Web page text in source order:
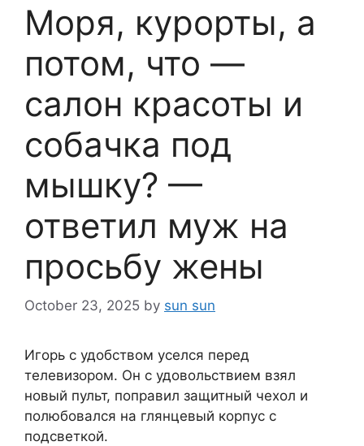
Моря, курорты, а
потом, что —
салон красоты и
собачка под
мышку? —
ответил муж на
просьбу жены
October 23, 2025 by sun sun
Игорь с удобством уселся перед
телевизором. Он с удовольствием взял
новый пульт, поправил защитный чехол и
полюбовался на глянцевый корпус с
подсветкой.